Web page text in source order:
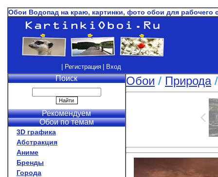
Обои Водопад на краю, картинки, фото обои для рабочего
| Регистрация | Вход
Поиск
Рекомендуем
Обои по темам
3D графика
Абстракция
Аниме
Бренды
Города
Обои / Природа